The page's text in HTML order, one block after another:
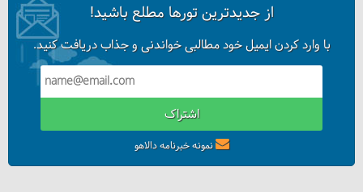
فیلم: کنیا همراه با دالاهو
از جدیدترین تورها مطلع باشید!
با وارد کردن ایمیل خود مطالبی خواندنی و جذاب دریافت کنید.
اشتراک
نمونه خبرنامه دالاهو